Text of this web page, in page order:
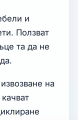
и
Ползват
та да не
на